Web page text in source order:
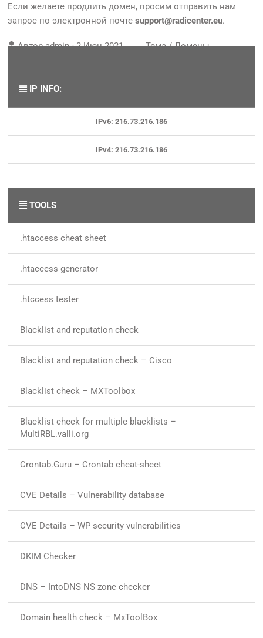
Если желаете продлить домен, просим отправить нам
запрос по электронной почтеsupport@radicenter.eu.
Авторadmin-2 Июн 2021 Тема /Домены,
IP INFO:
IPv6: 216.73.216.186
IPv4: 216.73.216.186
TOOLS
.htaccess cheat sheet
.htaccess generator
.htccess tester
Blacklist and reputation check
Blacklist and reputation check – Cisco
Blacklist check – MXToolbox
Blacklist check for multiple blacklists –
MultiRBL.valli.org
Crontab.Guru – Crontab cheat-sheet
CVE Details – Vulnerability database
CVE Details – WP security vulnerabilities
DKIM Checker
DNS – IntoDNS NS zone checker
Domain health check – MxToolBox